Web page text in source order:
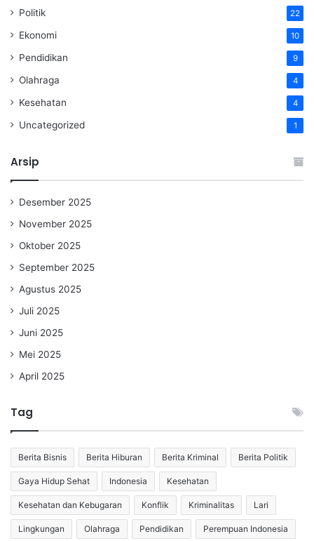
Politik 22
Ekonomi 10
Pendidikan 9
Olahraga 4
Kesehatan 4
Uncategorized 1
Arsip
Desember 2025
November 2025
Oktober 2025
September 2025
Agustus 2025
Juli 2025
Juni 2025
Mei 2025
April 2025
Tag
Berita Bisnis Berita Hiburan Berita Kriminal Berita Politik
Gaya Hidup Sehat Indonesia Kesehatan
Kesehatan dan Kebugaran Konflik Kriminalitas Lari
Lingkungan Olahraga Pendidikan Perempuan Indonesia